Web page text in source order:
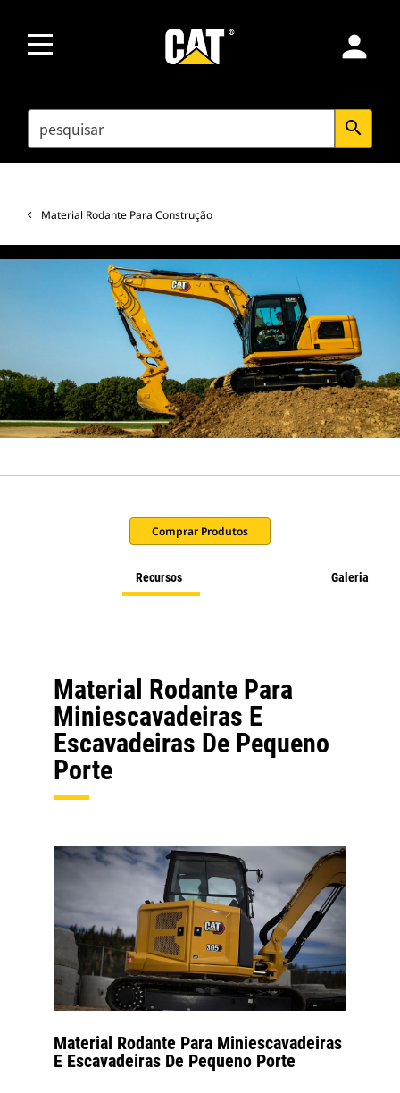
person
SEARCH search
Material Rodante Para Construção
Comprar Produtos
Recursos Galeria
Material Rodante Para
Miniescavadeiras E
Escavadeiras De Pequeno
Porte
Material Rodante Para Miniescavadeiras
E Escavadeiras De Pequeno Porte